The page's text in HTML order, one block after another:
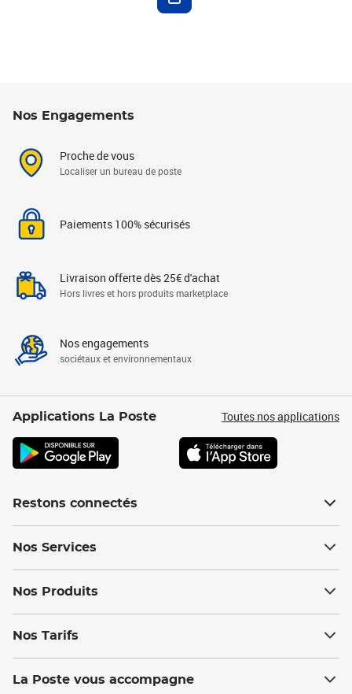
Nos Engagements
Proche de vous
Localiser un bureau de poste
Paiements 100% sécurisés
Livraison offerte dès 25€ d'achat
Hors livres et hors produits marketplace
Nos engagements
sociétaux et environnementaux
Applications La Poste Toutes nos applications
Restons connectés
Nos Services
Nos Produits
Nos Tarifs
La Poste vous accompagne